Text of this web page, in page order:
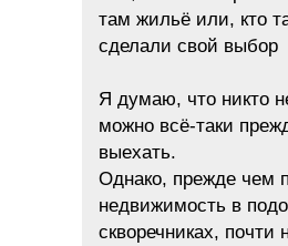
там жильё или, кто
сделали свой выбор
Я думаю, что никто
можно всё-таки
выехать.
Однако, прежде чем
недвижимость в
скворечниках, почти